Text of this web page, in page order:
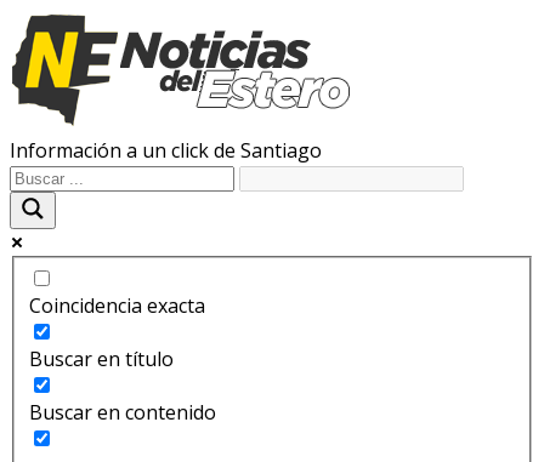
Información a un click de Santiago
Coincidencia exacta
Buscar en título
Buscar en contenido